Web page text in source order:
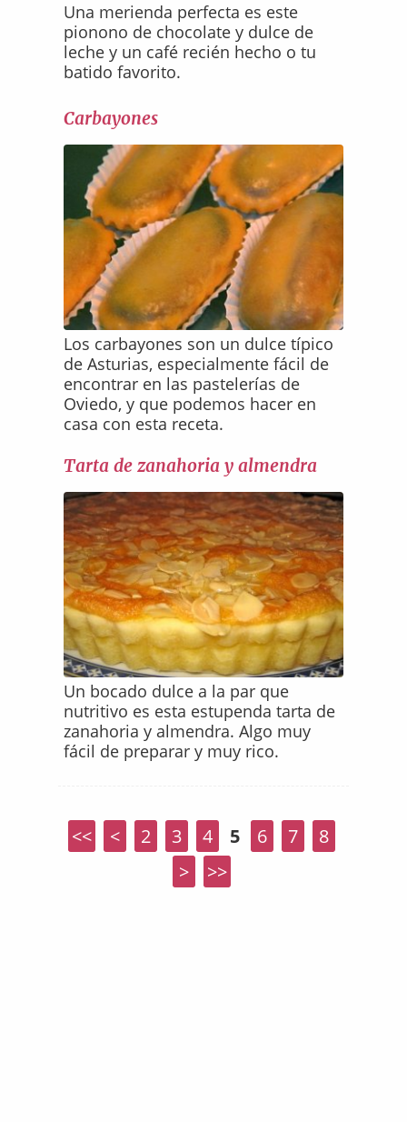
Una merienda perfecta es este
pionono de chocolate y dulce de
leche y un café recién hecho o tu
batido favorito.
Carbayones
Los carbayones son un dulce típico
de Asturias, especialmente fácil de
encontrar en las pastelerías de
Oviedo, y que podemos hacer en
casa con esta receta.
Tarta de zanahoria y almendra
Un bocado dulce a la par que
nutritivo es esta estupenda tarta de
zanahoria y almendra. Algo muy
fácil de preparar y muy rico.
<< < 2 3 4 5 6 7
8
>
>>